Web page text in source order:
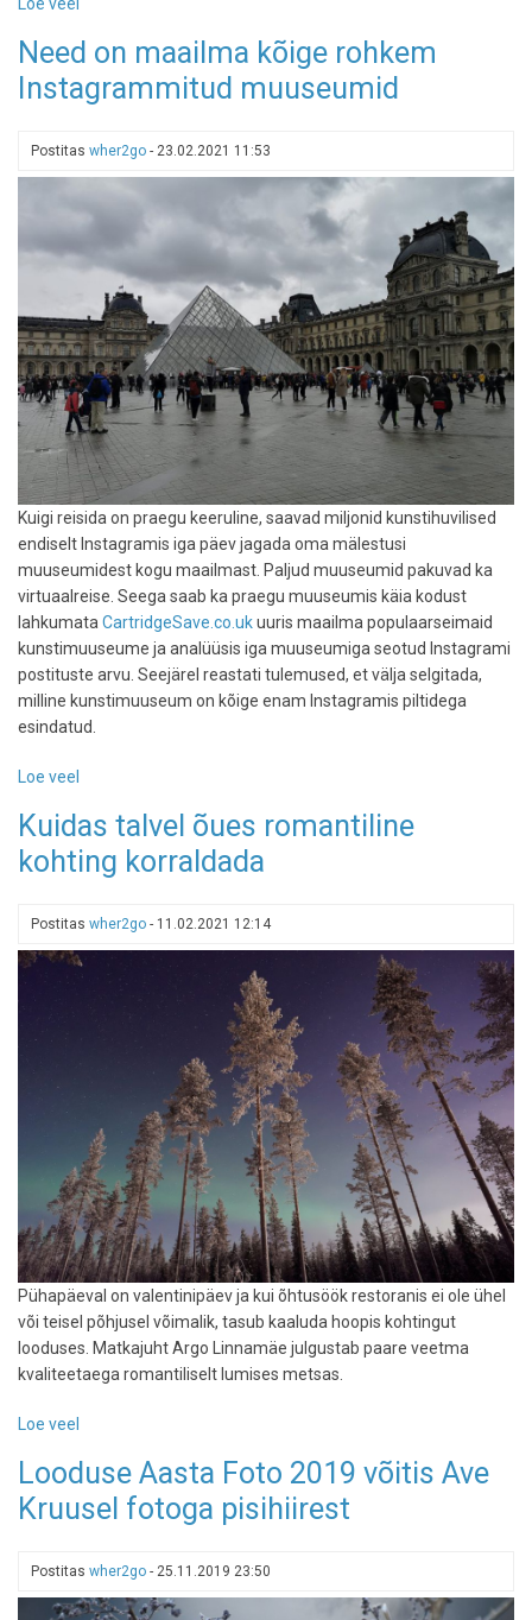
Loe veel
Eesti
Looduse
fotovõistlusel
pane
septembrini
Need on maailma kõige rohkem
Instagrammitud muuseumid
Postitas wher2go - 23.02.2021 11:53
Kuigi reisida on praegu keeruline, saavad miljonid kunstihuvilised
endiselt Instagramis iga päev jagada oma mälestusi
muuseumidest kogu maailmast. Paljud muuseumid pakuvad ka
virtuaalreise. Seega saab ka praegu muuseumis käia kodust
lahkumataCartridgeSave.co.ukuuris maailma populaarseimaid
kunstimuuseume ja analüüsis iga muuseumiga seotud Instagrami
postituste arvu. Seejärel reastati tulemused, et välja selgitada,
milline kunstimuuseum on kõige enam Instagramis piltidega
esindatud.
Loe veel
on
maailma
kõige
Instagrammitud
muuseumid
Kuidas talvel õues romantiline
kohting korraldada
Postitas wher2go - 11.02.2021 12:14
Pühapäeval on valentinipäev ja kui õhtusöök restoranis ei ole ühel
või teisel põhjusel võimalik, tasub kaaluda hoopis kohtingut
looduses. Matkajuht Argo Linnamäe julgustab paare veetma
kvaliteetaega romantiliselt lumises metsas.
Loe veel
talvel
õues
korraldada
Looduse Aasta Foto 2019 võitis Ave
Kruusel fotoga pisihiirest
Postitas wher2go - 25.11.2019 23:50